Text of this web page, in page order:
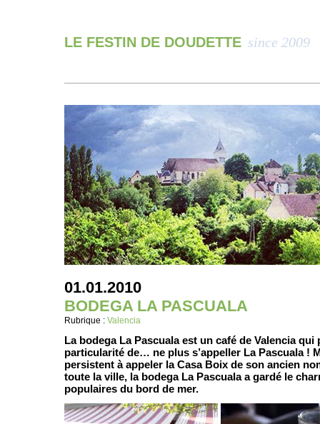
LE FESTIN DE DOUDETTE since 2009
01.01.2010
BODEGA LA PASCUALA
Rubrique : Valencia
La bodega La Pascuala est un café de Valencia qui
particularité de… ne plus s’appeller La Pascuala !
persistent à appeler la Casa Boix de son ancien
toute la ville, la bodega La Pascuala a gardé le
populaires du bord de mer.